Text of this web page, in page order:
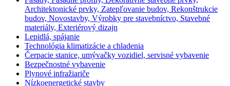
Architektonické prvky, Zatepľovanie budov, Rekonštrukcie
budov, Novostavby, Výrobky pre stavebníctvo, Stavebné
materiály, Exteriérový dizajn
Lepidlá, spájanie
Technológia klimatizácie a chladenia
Čerpacie stanice, umývačky vozidiel, servisné vybavenie
Bezpečnostné vybavenie
Plynové infražiariče
Nízkoenergetické stavby